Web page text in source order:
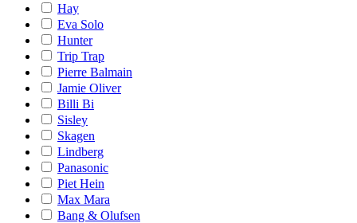
Hay
Eva Solo
Hunter
Trip Trap
Pierre Balmain
Jamie Oliver
Billi Bi
Sisley
Skagen
Lindberg
Panasonic
Piet Hein
Max Mara
Bang & Olufsen